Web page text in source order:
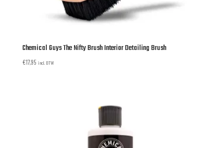
Chemical Guys The Nifty Brush Interior Detailing Brush
€17,95 incl. BTW